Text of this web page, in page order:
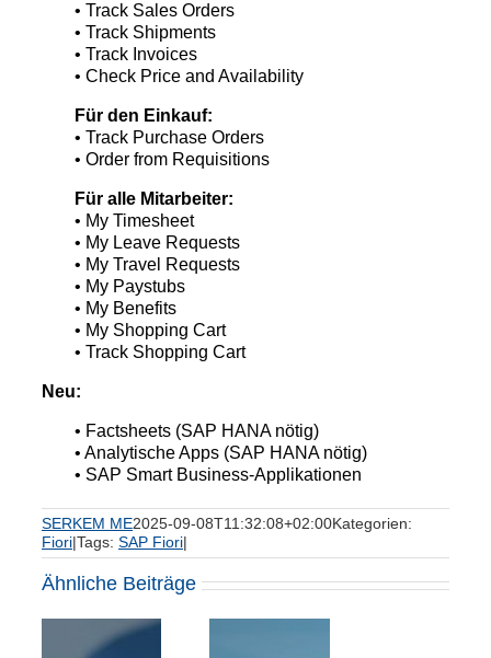
• Track Sales Orders
• Track Shipments
• Track Invoices
• Check Price and Availability
Für den Einkauf:
• Track Purchase Orders
• Order from Requisitions
Für alle Mitarbeiter:
• My Timesheet
• My Leave Requests
• My Travel Requests
• My Paystubs
• My Benefits
• My Shopping Cart
• Track Shopping Cart
Neu:
• Factsheets (SAP HANA nötig)
• Analytische Apps (SAP HANA nötig)
• SAP Smart Business-Applikationen
SERKEM ME2025-09-08T11:32:08+02:00Kategorien:
Fiori|Tags: SAP Fiori|
Ähnliche Beiträge